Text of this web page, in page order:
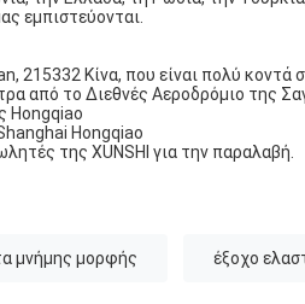
εμπιστεύονται.
215332 Κίνα, που είναι πολύ κοντά
από το Διεθνές Αεροδρόμιο της
Hongqiao
Hongqiao
της XUNSHI για την παραλαβή.
μνήμης μορφής έξοχο